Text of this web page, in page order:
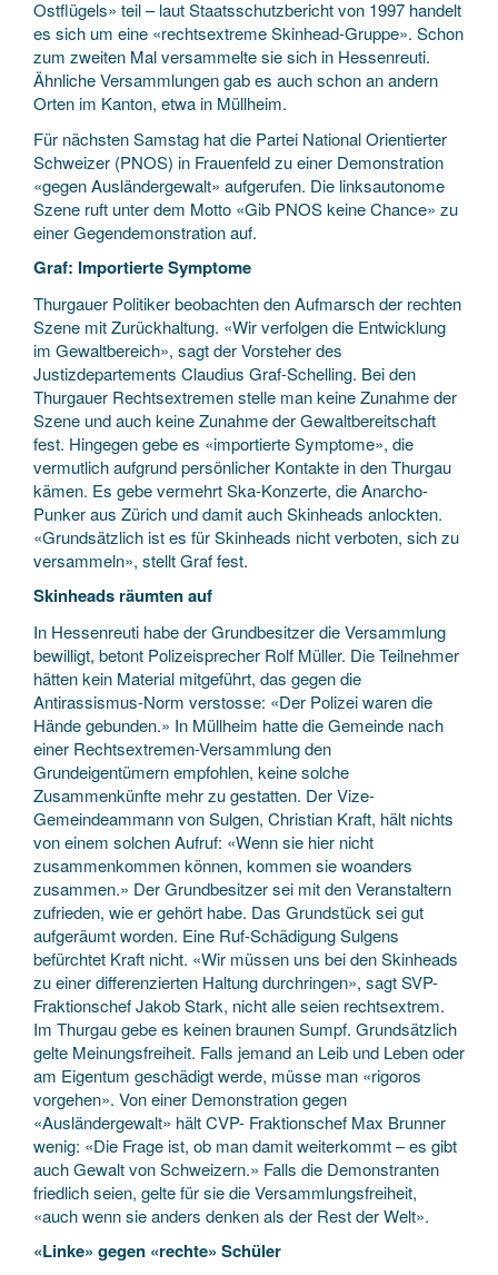
Ostflügels» teil – laut Staatsschutzbericht von 1997 handelt
es sich um eine «rechtsextreme Skinhead-Gruppe». Schon
zum zweiten Mal versammelte sie sich in Hessenreuti.
Ähnliche Versammlungen gab es auch schon an andern
Orten im Kanton, etwa in Müllheim.
Für nächsten Samstag hat die Partei National Orientierter
Schweizer (PNOS) in Frauenfeld zu einer Demonstration
«gegen Ausländergewalt» aufgerufen. Die linksautonome
Szene ruft unter dem Motto «Gib PNOS keine Chance» zu
einer Gegendemonstration auf.
Graf: Importierte Symptome
Thurgauer Politiker beobachten den Aufmarsch der rechten
Szene mit Zurückhaltung. «Wir verfolgen die Entwicklung
im Gewaltbereich», sagt der Vorsteher des
Justizdepartements Claudius Graf-Schelling. Bei den
Thurgauer Rechtsextremen stelle man keine Zunahme der
Szene und auch keine Zunahme der Gewaltbereitschaft
fest. Hingegen gebe es «importierte Symptome», die
vermutlich aufgrund persönlicher Kontakte in den Thurgau
kämen. Es gebe vermehrt Ska-Konzerte, die Anarcho-
Punker aus Zürich und damit auch Skinheads anlockten.
«Grundsätzlich ist es für Skinheads nicht verboten, sich zu
versammeln», stellt Graf fest.
Skinheads räumten auf
In Hessenreuti habe der Grundbesitzer die Versammlung
bewilligt, betont Polizeisprecher Rolf Müller. Die Teilnehmer
hätten kein Material mitgeführt, das gegen die
Antirassismus-Norm verstosse: «Der Polizei waren die
Hände gebunden.» In Müllheim hatte die Gemeinde nach
einer Rechtsextremen-Versammlung den
Grundeigentümern empfohlen, keine solche
Zusammenkünfte mehr zu gestatten. Der Vize-
Gemeindeammann von Sulgen, Christian Kraft, hält nichts
von einem solchen Aufruf: «Wenn sie hier nicht
zusammenkommen können, kommen sie woanders
zusammen.» Der Grundbesitzer sei mit den Veranstaltern
zufrieden, wie er gehört habe. Das Grundstück sei gut
aufgeräumt worden. Eine Ruf-Schädigung Sulgens
befürchtet Kraft nicht. «Wir müssen uns bei den Skinheads
zu einer differenzierten Haltung durchringen», sagt SVP-
Fraktionschef Jakob Stark, nicht alle seien rechtsextrem.
Im Thurgau gebe es keinen braunen Sumpf. Grundsätzlich
gelte Meinungsfreiheit. Falls jemand an Leib und Leben oder
am Eigentum geschädigt werde, müsse man «rigoros
vorgehen». Von einer Demonstration gegen
«Ausländergewalt» hält CVP- Fraktionschef Max Brunner
wenig: «Die Frage ist, ob man damit weiterkommt – es gibt
auch Gewalt von Schweizern.» Falls die Demonstranten
friedlich seien, gelte für sie die Versammlungsfreiheit,
«auch wenn sie anders denken als der Rest der Welt».
«Linke» gegen «rechte» Schüler